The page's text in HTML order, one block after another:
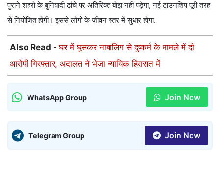
पुराने शहरों के बुनियादी ढांचे पर अतिरिक्त बोझ नहीं पड़ेगा, नई टाउनशिप पूरी तरह
से नियोजित होगी। इससे लोगों के जीवन स्तर में सुधार होगा.
Also Read -घर में घुसकर नाबालिग से दुष्कर्म के मामले में दो
आरोपी गिरफ्तार, अदालत ने भेजा न्यायिक हिरासत में
WhatsApp Group Join Now
Telegram Group Join Now